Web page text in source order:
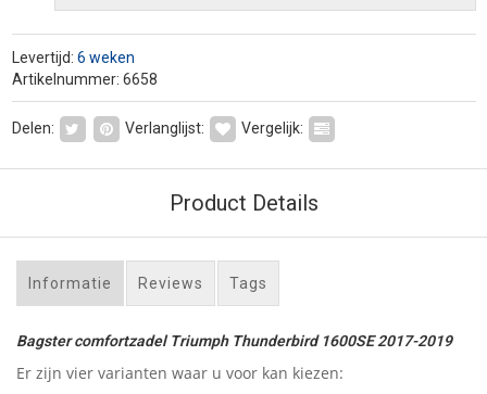
Levertijd: 6 weken
Artikelnummer: 6658
Delen: Verlanglijst: Vergelijk:
Product Details
Informatie Reviews Tags
Bagster comfortzadel Triumph Thunderbird 1600SE 2017-2019
Er zijn vier varianten waar u voor kan kiezen: